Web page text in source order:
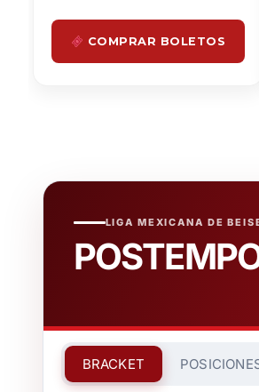
COMPRAR BOLETOS
LIGA MEXICANA DE
BRACKET